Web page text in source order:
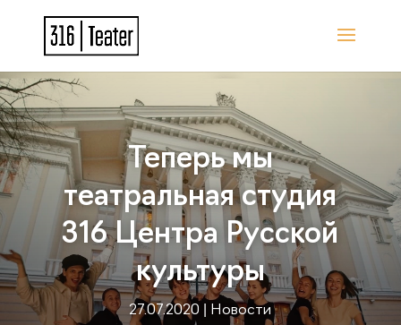
Теперь мы
театральная студия
316 Центра Русской
культуры
27.07.2020 Новости